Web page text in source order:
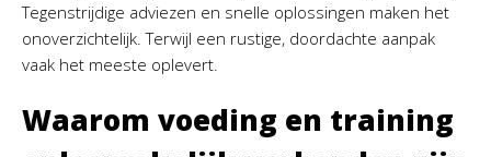
Tegenstrijdige adviezen en snelle oplossingen maken het
onoverzichtelijk. Terwijl een rustige, doordachte aanpak
vaak het meeste oplevert.
Waarom voeding en training